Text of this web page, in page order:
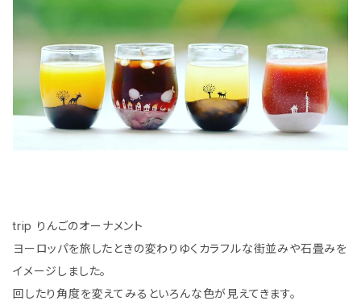
trip りんごのオーナメント
ヨーロッパを旅したときの変わりゆくカラフルな街並みや石畳みを
イメージしました。
回したり角度を変えてみるといろんな色が見えてきます。